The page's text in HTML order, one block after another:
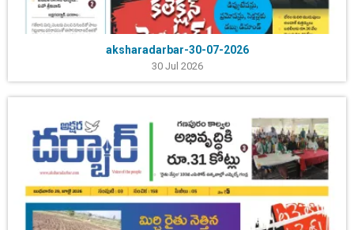
aksharadarbar-30-07-2026
30 Jul 2026